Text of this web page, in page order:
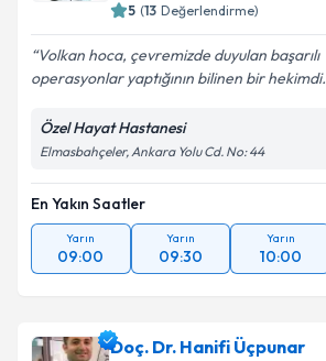
Kişisel verilerimin işlenmesine
Metni'ni okudum ve kişisel
5 (13 Değerlendirme)
Volkan hoca, çevremizde duyulan başarılı
operasyonlar yaptığının bilinen bir
Özel Hayat Hastanesi
Elmasbahçeler, Ankara Yolu Cd. No: 44
En Yakın Saatler
Yarın
09:00
Yarın
09:30
Yarın
10:00
Doç. Dr. Hanifi Üçpunar